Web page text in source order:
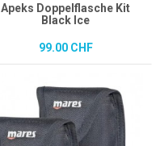
Apeks Doppelflasche Kit
Black Ice
99.00 CHF